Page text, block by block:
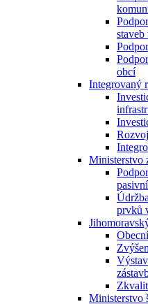
staveb
obcí
Integrovaný
Ministerstvo
prvků
Ministerstvo